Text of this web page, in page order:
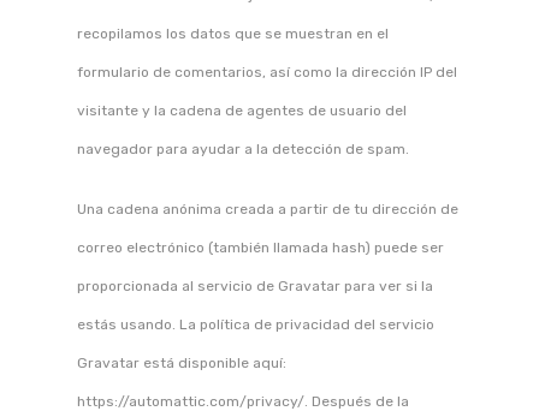
recopilamos los datos que se muestran en el
formulario de comentarios, así como la dirección IP del
visitante y la cadena de agentes de usuario del
navegador para ayudar a la detección de spam.
Una cadena anónima creada a partir de tu dirección de
correo electrónico (también llamada hash) puede ser
proporcionada al servicio de Gravatar para ver si la
estás usando. La política de privacidad del servicio
Gravatar está disponible aquí:
https://automattic.com/privacy/. Después de la